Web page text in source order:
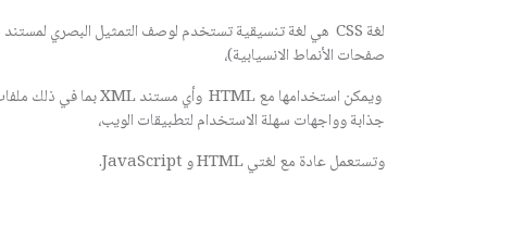
صفحات الأنماط الانسيابية)،
جذابة وواجهات سهلة الاستخدام لتطبيقات الويب،
وتستعمل عادة مع لغتي HTML و JavaScript.